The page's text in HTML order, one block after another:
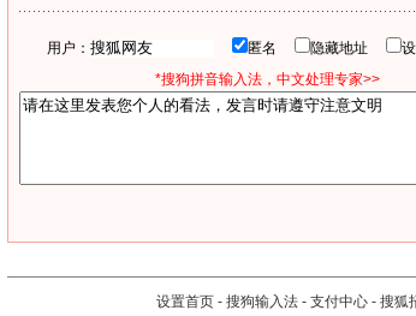
用户： 匿名 隐藏地址
*搜狗拼音输入法，中文处理专家>>
设置首页 - 搜狗输入法 - 支付中心 - 搜狐